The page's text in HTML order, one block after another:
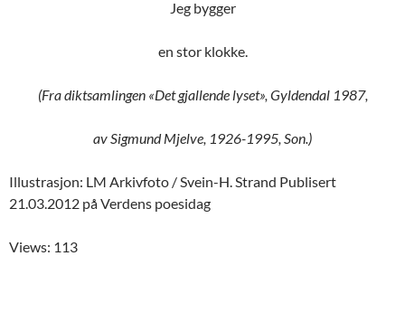
Jeg bygger
en stor klokke.
(Fra diktsamlingen «Det gjallende lyset», Gyldendal 1987,
av Sigmund Mjelve, 1926-1995, Son.)
Illustrasjon: LM Arkivfoto / Svein-H. Strand Publisert
21.03.2012 på Verdens poesidag
Views: 113